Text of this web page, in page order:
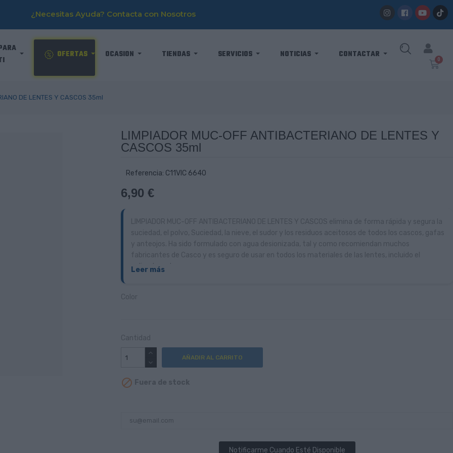
¿Necesitas Ayuda? Contacta con Nosotros
OFERTAS OCASION TIENDAS SERVICIOS NOTICIAS CONTACTAR
DE LENTES Y CASCOS 35ml
LIMPIADOR MUC-OFF ANTIBACTERIANO DE LENTES Y
CASCOS 35ml
Referencia: C11VIC 6640
6,90 €
policarbonato.
Leer más
AÑADIR AL CARRITO

Notificarme Cuando Esté Disponible